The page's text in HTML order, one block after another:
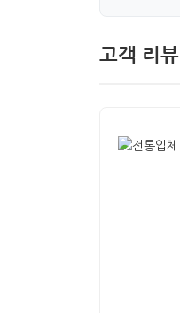
고객 리뷰